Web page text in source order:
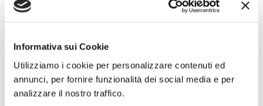
Informativa sui Cookie
Utilizziamo i cookie per personalizzare contenuti ed
annunci, per fornire funzionalità dei social media e per
analizzare il nostro traffico.
Fiera Commerciale WHX Dubai 2026
– STEP I
CORSO DI FORMAZIONE: SCUOLA SIC-ISHAWS
– STEP II